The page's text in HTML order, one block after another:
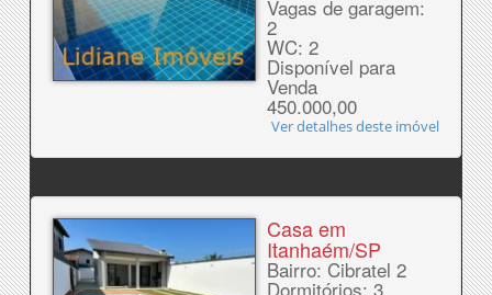
Vagas de garagem:
2
WC: 2
Disponível para
Venda
450.000,00
Ver detalhes deste imóvel
Casa em
Itanhaém/SP
Bairro: Cibratel 2
Dormitórios: 3